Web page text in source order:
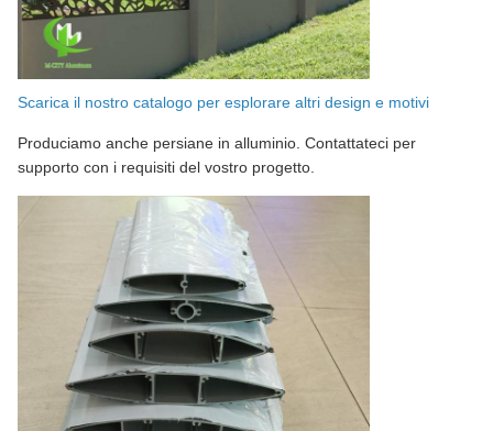
Scarica il nostro catalogo per esplorare altri design e motivi
Produciamo anche persiane in alluminio. Contattateci per
supporto con i requisiti del vostro progetto.